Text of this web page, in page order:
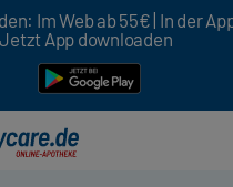
Im Web ab 55€ | In der
Jetzt App downloaden